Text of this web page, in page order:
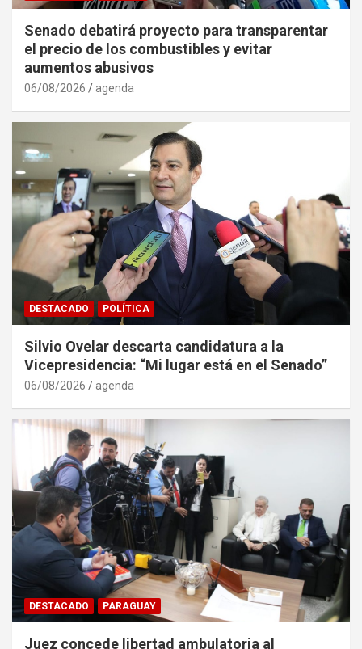
Senado debatirá proyecto para transparentar
el precio de los combustibles y evitar
aumentos abusivos
06/08/2026 agenda
DESTACADO POLÍTICA
Silvio Ovelar descarta candidatura a la
Vicepresidencia: “Mi lugar está en el Senado”
06/08/2026 agenda
DESTACADO PARAGUAY
Juez concede libertad ambulatoria al